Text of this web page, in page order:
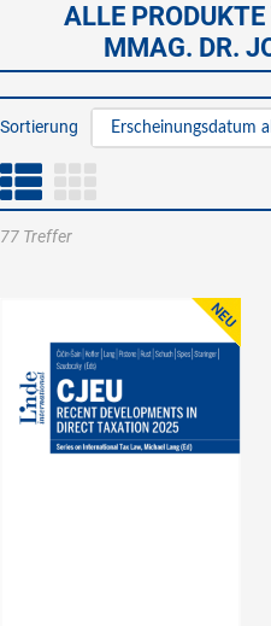
ALLE
MMAG. DR.
Sortierung Erscheinungsdatum
77 Treffer